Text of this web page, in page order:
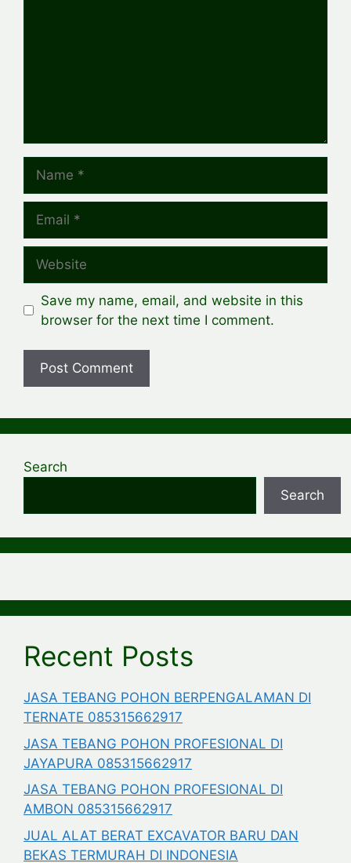
Save my name, email, and website in this
browser for the next time I comment.
Search
Search
Recent Posts
JASA TEBANG POHON BERPENGALAMAN DI
TERNATE 085315662917
JASA TEBANG POHON PROFESIONAL DI
JAYAPURA 085315662917
JASA TEBANG POHON PROFESIONAL DI
AMBON 085315662917
JUAL ALAT BERAT EXCAVATOR BARU DAN
BEKAS TERMURAH DI INDONESIA